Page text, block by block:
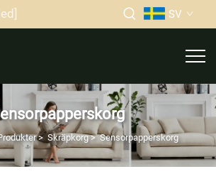
SV
> Skräpkorg>Sensorpapperskorg